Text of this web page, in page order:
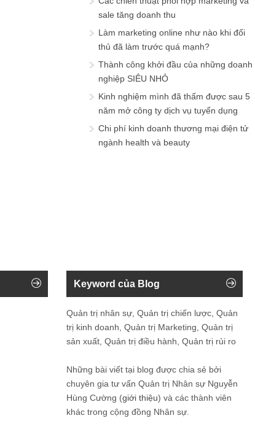
sale tăng doanh thu
Làm marketing online như nào khi đối
thủ đã làm trước quá mạnh?
Thành công khởi đầu của những doanh
nghiệp SIÊU NHỎ
Kinh nghiệm mình đã thấm được sau 5
năm mở công ty dịch vụ tuyển dụng
Chi phí kinh doanh thương mại điện tử
ngành health và beauty
Keyword của Blog
Quản trị nhân sự, Quản trị chiến lược, Quản
trị kinh doanh, Quản trị Marketing, Quản trị
sản xuất, Quản trị điều hành, Quản trị rủi ro
Những bài viết tại blog được chia sẻ bởi
chuyên gia tư vấn Quản trị Nhân sự Nguyễn
Hùng Cường (giới thiệu) và các thành viên
khác trong cộng đồng Nhân sự.